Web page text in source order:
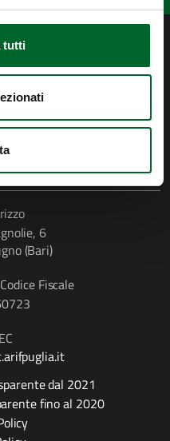
tutti
6
(Bari)
Fiscale
dal 2021
fino al 2020